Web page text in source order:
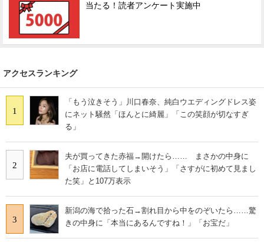
当たる！読者アンケート実施中
アクセスランキング
1
「もう泣きそう」川口春奈、純白ウエディングドレス姿
にネット騒然「ほんとに綺麗」「この笑顔が切なすぎ
る」
2
夫が買ってきた赤福→開けたら…… まさかの中身に
「お店に電話してしまいそう」「さすがに初めて見まし
た笑」と107万表示
3
新潟の海で拾った石→割れ目から中をのぞいたら……驚
きの中身に「本当にあるんですね！」「お宝だ」